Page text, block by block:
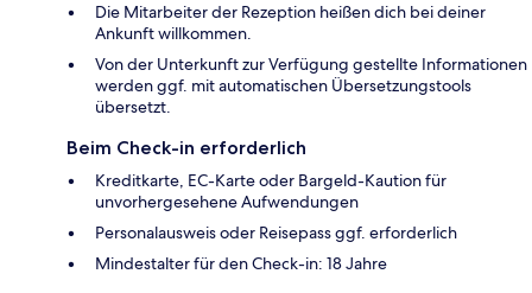
Die Mitarbeiter der Rezeption heißen dich bei deiner
Ankunft willkommen.
Von der Unterkunft zur Verfügung gestellte Informationen
werden ggf. mit automatischen Übersetzungstools
übersetzt.
Beim Check-in erforderlich
Kreditkarte, EC-Karte oder Bargeld-Kaution für
unvorhergesehene Aufwendungen
Personalausweis oder Reisepass ggf. erforderlich
Mindestalter für den Check-in: 18 Jahre